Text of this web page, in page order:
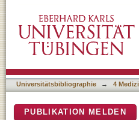
human cardiac valve
Universitätsbibliographie → 4
PUBLIKATION MELDEN